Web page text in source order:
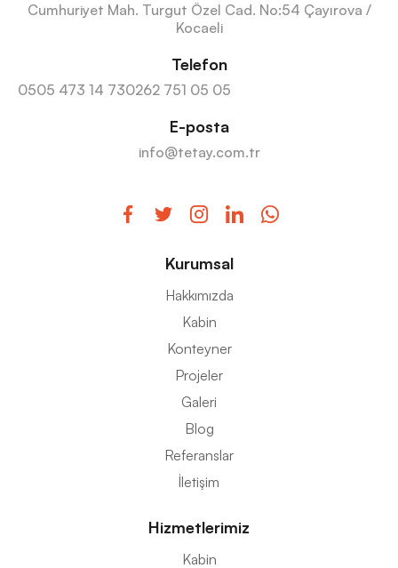
Cumhuriyet Mah. Turgut Özel Cad. No:54 Çayırova /
Kocaeli
Telefon
0505 473 14 730262 751 05 05
E-posta
info@tetay.com.tr
Kurumsal
Hakkımızda
Kabin
Konteyner
Projeler
Galeri
Blog
Referanslar
İletişim
Hizmetlerimiz
Kabin